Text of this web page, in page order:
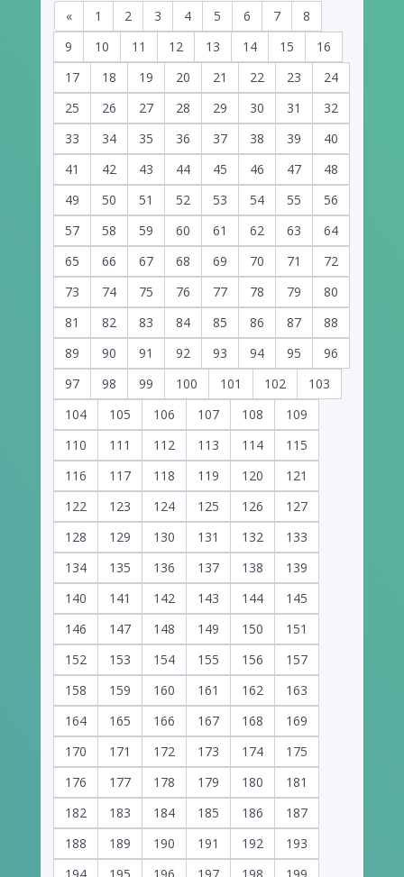
« 1 2 3 4 5 6 7
8
9
10 11 12 13 14 15
16
17
18 19 20 21 22 23
24
25
26 27 28 29 30 31
32
33
34 35 36 37 38 39
40
41
42 43 44 45 46 47
48
49
50 51 52 53 54 55
56
57
58 59 60 61 62 63
64
65
66 67 68 69 70 71
72
73
74 75 76 77 78 79
80
81
82 83 84 85 86 87
88
89
90 91 92 93 94 95
96
97
98 99 100 101 102
103
104
105 106 107 108
109
110
111 112 113 114
115
116
117 118 119 120
121
122
123 124 125 126
127
128
129 130 131 132
133
134
135 136 137 138
139
140
141 142 143 144
145
146
147 148 149 150
151
152
153 154 155 156
157
158
159 160 161 162
163
164
165 166 167 168
169
170
171 172 173 174
175
176
177 178 179 180
181
182
183 184 185 186
187
188
189 190 191 192
193